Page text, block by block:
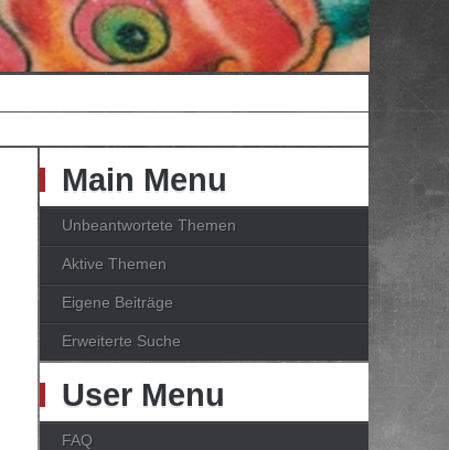
Main Menu
Unbeantwortete Themen
Aktive Themen
Eigene Beiträge
Erweiterte Suche
User Menu
FAQ